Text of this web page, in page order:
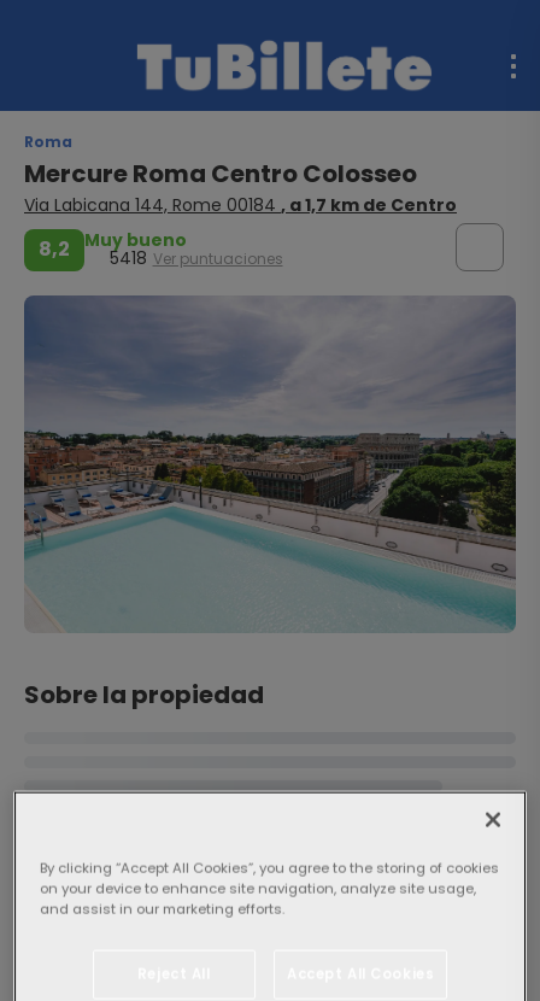
Roma
Mercure Roma Centro Colosseo
Via Labicana 144, Rome 00184 , a 1,7 km de Centro
8,2 Muy bueno
5418 Ver puntuaciones
Sobre la propiedad
Popularidad
By clicking “Accept All Cookies”, you agree to the storing of cookies
on your device to enhance site navigation, analyze site usage,
and assist in our marketing efforts.